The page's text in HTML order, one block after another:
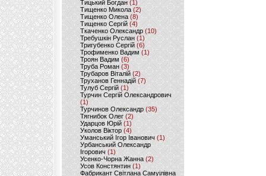
Тицький Богдан (1)
Тищенко Микола (2)
Тищенко Олена (8)
Тищенко Сергій (4)
Ткаченко Олександр (10)
Требушкін Руслан (1)
Тригубенко Сергій(6)
Трофименко Вадим (1)
Троян Вадим (6)
Труба Роман(3)
Трубаров Віталій (2)
Труханов Геннадій (7)
Тулуб Сергій(1)
Турчин Сергій Олександрович
(1)
Турчинов Олександр(35)
Тягнибок Олег (2)
Ударцов Юрій (1)
Уколов Віктор(4)
Уманський Ігор Іванович(1)
Урбанський Олександр
Ігорович (1)
Усенко-Чорна Жанна (2)
Усов Констянтин(1)
Фабрикант Світлана Самуілівна